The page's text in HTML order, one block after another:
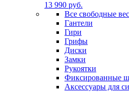
13 990 руб.
Все свободные
Гантели
Гири
Грифы
Диски
Замки
Рукоятки
Фиксированные
Аксессуары для